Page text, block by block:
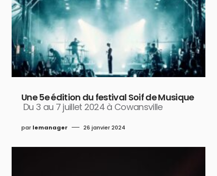
Une 5e édition du festival Soif de Musique
Du 3 au 7 juillet 2024 à Cowansville
par lemanager 26 janvier 2024